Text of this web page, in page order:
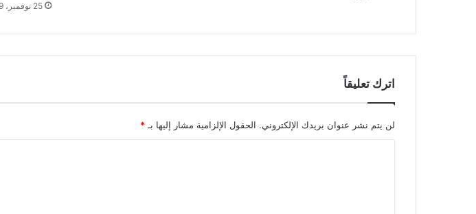
25 نوفمبر، 2019
اترك تعليقاً
لن يتم نشر عنوان بريدك الإلكتروني. الحقول الإلزامية مشار إليها بـ*